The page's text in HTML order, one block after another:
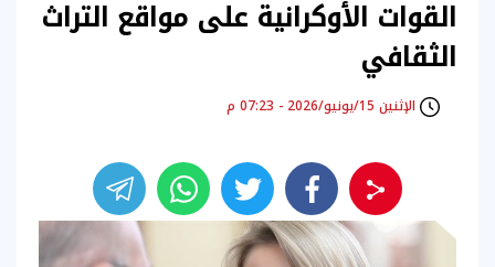
القوات الأوكرانية على مواقع التراث
الثقافي
الإثنين 15/يونيو/2026 - 07:23 م